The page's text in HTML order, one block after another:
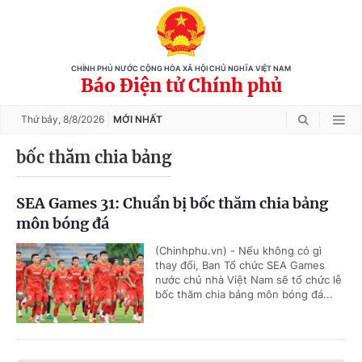
CHÍNH PHỦ NƯỚC CỘNG HÒA XÃ HỘI CHỦ NGHĨA VIỆT NAM
Báo Điện tử Chính phủ
Thứ bảy, 8/8/2026 MỚI NHẤT
bốc thăm chia bảng
SEA Games 31: Chuẩn bị bốc thăm chia bảng
môn bóng đá
(Chinhphu.vn) - Nếu không có gì
thay đổi, Ban Tổ chức SEA Games
nước chủ nhà Việt Nam sẽ tổ chức lễ
bốc thăm chia bảng môn bóng đá...